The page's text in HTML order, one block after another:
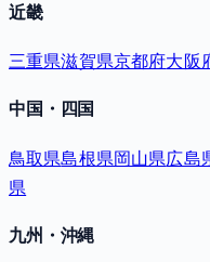
近畿
三重県滋賀県京都府大阪
中国・四国
鳥取県島根県岡山県広島
県
九州・沖縄